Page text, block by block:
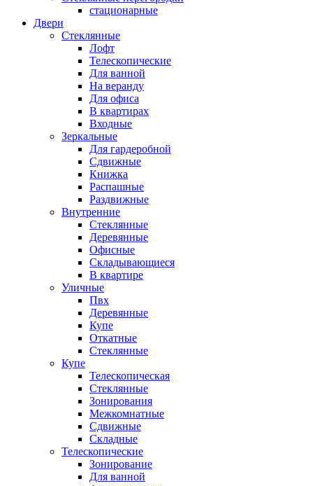
стационарные
Двери
Стеклянные
Лофт
Телескопические
Для ванной
На веранду
Для офиса
В квартирах
Входные
Зеркальные
Для гардеробной
Сдвижные
Книжка
Распашные
Раздвижные
Внутренние
Стеклянные
Деревянные
Офисные
Складывающиеся
В квартире
Уличные
Пвх
Деревянные
Купе
Откатные
Стеклянные
Купе
Телескопическая
Стеклянные
Зонирования
Межкомнатные
Сдвижные
Складные
Телескопические
Зонирование
Для ванной